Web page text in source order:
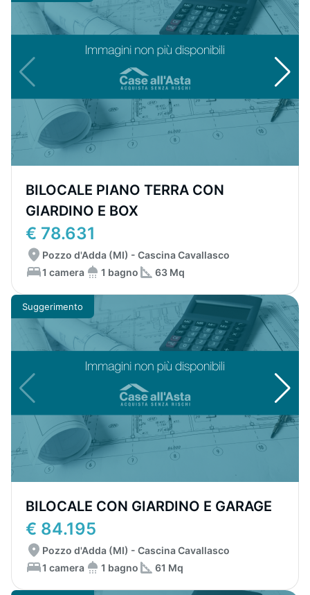
BILOCALE PIANO TERRA CON
GIARDINO E BOX
€ 78.631
Pozzo d'Adda (MI) - Cascina Cavallasco
1 camera
1 bagno 63 Mq
Suggerimento
BILOCALE CON GIARDINO E GARAGE
€ 84.195
Pozzo d'Adda (MI) - Cascina Cavallasco
1 camera
1 bagno 61 Mq